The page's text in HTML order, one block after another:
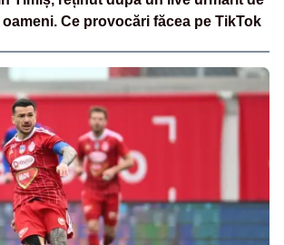
oameni. Ce provocări făcea pe TikTok